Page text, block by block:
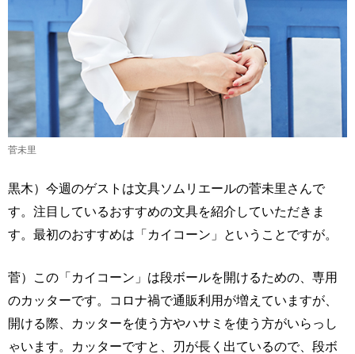
菅未里
黒木）今週のゲストは文具ソムリエールの菅未里さんで
す。注目しているおすすめの文具を紹介していただきま
す。最初のおすすめは「カイコーン」ということですが。
菅）この「カイコーン」は段ボールを開けるための、専用
のカッターです。コロナ禍で通販利用が増えていますが、
開ける際、カッターを使う方やハサミを使う方がいらっし
ゃいます。カッターですと、刃が長く出ているので、段ボ